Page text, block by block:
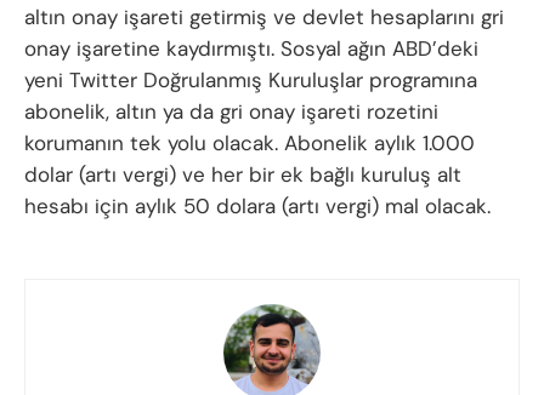
altın onay işareti getirmiş ve devlet hesaplarını gri
onay işaretine kaydırmıştı. Sosyal ağın ABD’deki
yeni Twitter Doğrulanmış Kuruluşlar programına
abonelik, altın ya da gri onay işareti rozetini
korumanın tek yolu olacak. Abonelik aylık 1.000
dolar (artı vergi) ve her bir ek bağlı kuruluş alt
hesabı için aylık 50 dolara (artı vergi) mal olacak.